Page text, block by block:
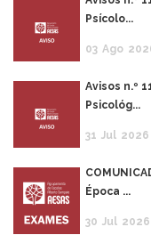
Psícolo...
03 Ago
Avisos n.º
Psicológ...
31 Jul 2026
Época ...
30 Jul 2026